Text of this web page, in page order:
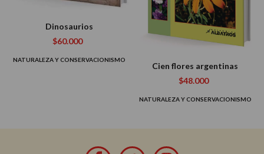
Dinosaurios
$60.000
NATURALEZA Y CONSERVACIONISMO
Cien flores argentinas
$48.000
NATURALEZA Y CONSERVACIONISMO